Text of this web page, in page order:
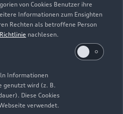
von Cookies Benutzer ihre
Informationen zum Ensighten
Rechten als betroffene Person
nachlesen.
Informationen
genutzt wird (z. B.
Diese Cookies
verwendet.